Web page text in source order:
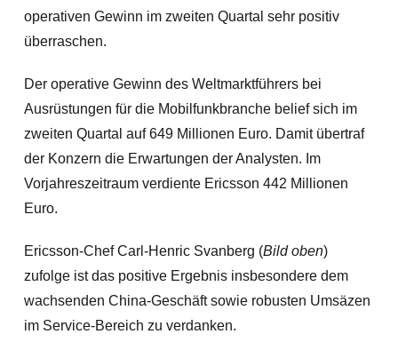
operativen Gewinn im zweiten Quartal sehr positiv
überraschen.
Der operative Gewinn des Weltmarktführers bei
Ausrüstungen für die Mobilfunkbranche belief sich im
zweiten Quartal auf 649 Millionen Euro. Damit übertraf
der Konzern die Erwartungen der Analysten. Im
Vorjahreszeitraum verdiente Ericsson 442 Millionen
Euro.
Ericsson-Chef Carl-Henric Svanberg (Bild oben)
zufolge ist das positive Ergebnis insbesondere dem
wachsenden China-Geschäft sowie robusten Umsäzen
im Service-Bereich zu verdanken.